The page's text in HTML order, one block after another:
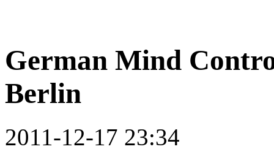
German Mind
Berlin
2011-12-17 23:34